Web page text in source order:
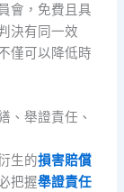
會，免費且具
決有同一效
僅可以降低時
、舉證責任、
生的損害賠償
把握舉證責任